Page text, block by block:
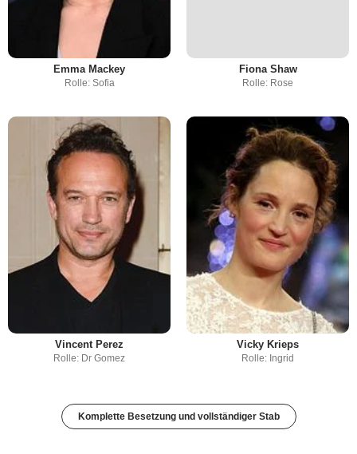
Emma Mackey
Rolle: Sofia
Fiona Shaw
Rolle: Rose
Vincent Perez
Rolle: Dr Gomez
Vicky Krieps
Rolle: Ingrid
Komplette Besetzung und vollständiger Stab